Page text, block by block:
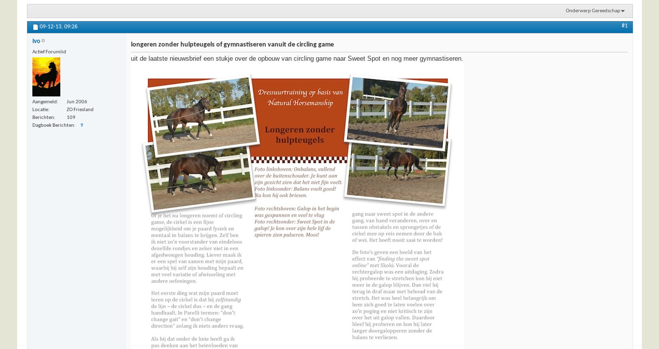
Onderwerp Gereedschap
09-12-13, 09:26 #1
Ivo
Actief Forumlid
Aangemeld
Jun 2006
Locatie
ZO Friesland
Berichten
109
Dagboek Berichten
9
longeren zonder hulpteugels of gymnastiseren vanuit de circling game
uit de laatste nieuwsbrief een stukje over de opbouw van circling game naar Sweet Spot en nog meer gymnastiseren.